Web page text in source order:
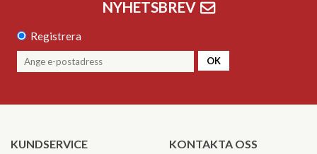
NYHETSBREV
Registrera
OK
KUNDSERVICE KONTAKTA OSS